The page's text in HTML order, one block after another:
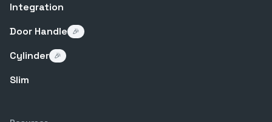
Integration
Door Handle
🎉
Cylinder 🎉
Slim